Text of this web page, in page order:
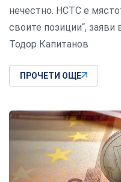
нечестно. НСТС е
своите позиции“,
Тодор Капитанов
ПРОЧЕТИ ОЩЕ